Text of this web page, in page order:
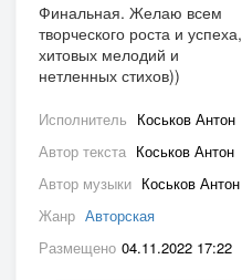
Финальная. Желаю всем
творческого роста и успеха,
хитовых мелодий и
нетленных стихов))
Исполнитель Коськов Антон
Автор текста Коськов Антон
Автор музыки Коськов Антон
Жанр Авторская
Размещено 04.11.2022 17:22